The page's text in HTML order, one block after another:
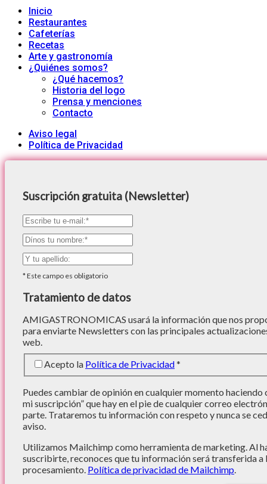
Inicio
Restaurantes
Cafeterías
Recetas
Arte y gastronomía
¿Quiénes somos?
¿Qué hacemos?
Historia del logo
Prensa y menciones
Contacto
Aviso legal
Política de Privacidad
Suscripción gratuita (Newsletter)
*Este campo es obligatorio
Tratamiento de datos
AMIGASTRONOMICAS usará la información que nos
para enviarte Newsletters con las principales
web.
Acepto la Política de Privacidad*
Puedes cambiar de opinión en cualquier momento haciendo
mi suscripción” que hay en el pie de cualquier correo
parte. Trataremos tu información con respeto y nunca se
aviso.
Utilizamos Mailchimp como herramienta de marketing. Al
suscribirte, reconoces que tu información será transferida
procesamiento. Política de privacidad de Mailchimp.